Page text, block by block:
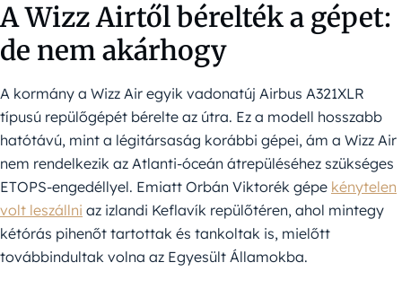
A Wizz Airtől bérelték a gépet:
de nem akárhogy
A kormány a Wizz Air egyik vadonatúj Airbus A321XLR
típusú repülőgépét bérelte az útra. Ez a modell hosszabb
hatótávú, mint a légitársaság korábbi gépei, ám a Wizz Air
nem rendelkezik az Atlanti-óceán átrepüléséhez szükséges
ETOPS-engedéllyel. Emiatt Orbán Viktorék gépe kénytelen
volt leszállni az izlandi Keflavík repülőtéren, ahol mintegy
kétórás pihenőt tartottak és tankoltak is, mielőtt
továbbindultak volna az Egyesült Államokba.